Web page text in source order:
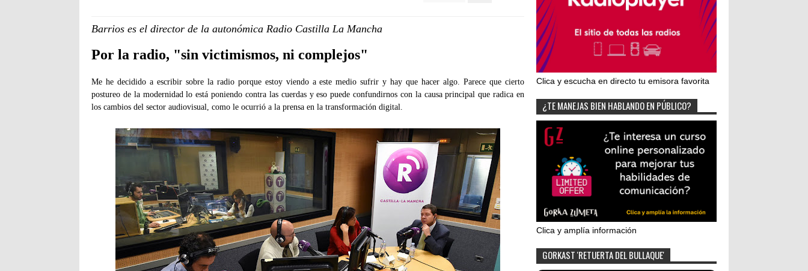
Barrios es el director de la autonómica Radio Castilla La Mancha
Por la radio, "sin victimismos, ni complejos"
Me he decidido a escribir sobre la radio porque estoy viendo a este medio sufrir y hay que hacer algo. Parece que cierto
postureo de la modernidad lo está poniendo contra las cuerdas y eso puede confundirnos con la causa principal que radica en
los cambios del sector audiovisual, como le ocurrió a la prensa en la transformación digital.
Clica y escucha en directo tu emisora favorita
¿TE MANEJAS BIEN HABLANDO EN PÚBLICO?
Clica y amplía información
GORKAST 'RETUERTA DEL BULLAQUE'